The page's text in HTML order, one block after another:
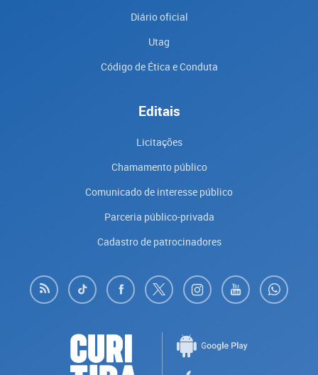
Diário oficial
Utag
Código de Ética e Conduta
Editais
Licitações
Chamamento público
Comunicado de interesse público
Parceria público-privada
Cadastro de patrocinadores